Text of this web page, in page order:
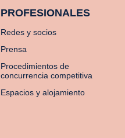
PROFESIONALES
Redes y socios
Prensa
Procedimientos de
concurrencia competitiva
Espacios y alojamiento